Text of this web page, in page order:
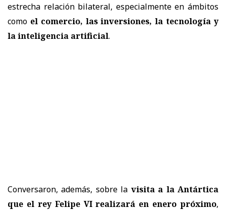
estrecha relación bilateral, especialmente en ámbitos
como el comercio, las inversiones, la tecnología y
la inteligencia artificial.
Conversaron, además, sobre la visita a la Antártica
que el rey Felipe VI realizará en enero próximo,